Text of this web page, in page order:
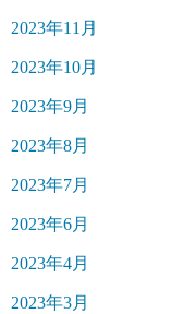
2023年11月
2023年10月
2023年9月
2023年8月
2023年7月
2023年6月
2023年4月
2023年3月